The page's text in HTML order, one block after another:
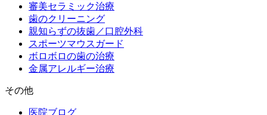
審美セラミック治療
歯のクリーニング
親知らずの抜歯／口腔外科
スポーツマウスガード
ボロボロの歯の治療
金属アレルギー治療
その他
医院ブログ